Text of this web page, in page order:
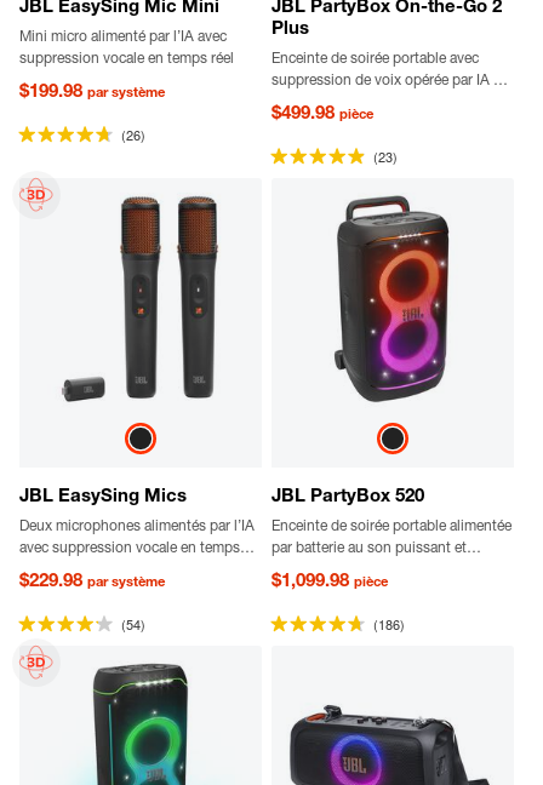
JBL EasySing Mic Mini
Mini micro alimenté par l’IA avec
suppression vocale en temps réel
$199.98 par système
(26)
JBL PartyBox On-the-Go 2
Plus
Enceinte de soirée portable avec
suppression de voix opérée par IA en
temps réel, un micro sans fil, poignée
et bandoulière
$499.98 pièce
(23)
JBL EasySing Mics
Deux microphones alimentés par l’IA
avec suppression vocale en temps
réel
$229.98 par système
(54)
JBL PartyBox 520
Enceinte de soirée portable alimentée
par batterie au son puissant et
profond
$1,099.98 pièce
(186)